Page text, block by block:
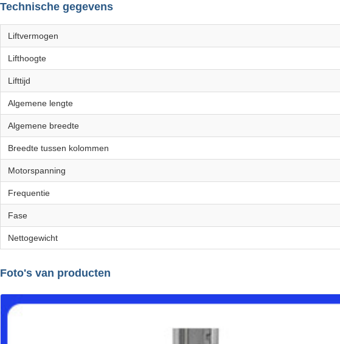
Technische gegevens
Liftvermogen
Lifthoogte
Lifttijd
Algemene lengte
Algemene breedte
Breedte tussen kolommen
Motorspanning
Frequentie
Fase
Nettogewicht
Foto's van producten